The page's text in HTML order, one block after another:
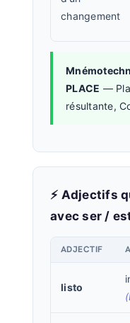
changement
PLACE —
résultante,
⚡ Adjectifs
avec ser /
ADJECTIF
listo